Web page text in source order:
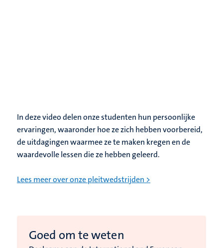
In deze video delen onze studenten hun persoonlijke
ervaringen, waaronder hoe ze zich hebben voorbereid,
de uitdagingen waarmee ze te maken kregen en de
waardevolle lessen die ze hebben geleerd.
Lees meer over onze pleitwedstrijden >
Goed om te weten